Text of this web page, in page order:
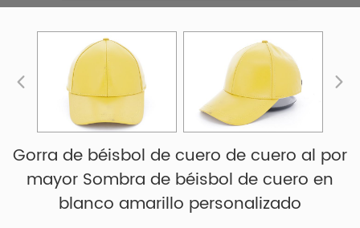
Gorra de béisbol de cuero de cuero al por
mayor Sombra de béisbol de cuero en
blanco amarillo personalizado